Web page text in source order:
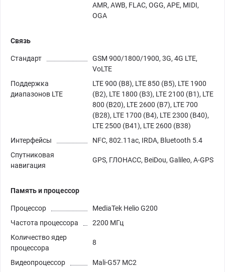
AMR, AWB, FLAC, OGG, APE, MIDI,
OGA
Связь
Стандарт
GSM 900/1800/1900, 3G, 4G LTE,
VoLTE
Поддержка
диапазонов LTE
LTE 900 (B8), LTE 850 (B5), LTE 1900
(B2), LTE 1800 (B3), LTE 2100 (B1), LTE
800 (B20), LTE 2600 (B7), LTE 700
(B28), LTE 1700 (B4), LTE 2300 (B40),
LTE 2500 (B41), LTE 2600 (B38)
Интерфейсы
NFC, 802.11ac, IRDA, Bluetooth 5.4
Спутниковая
навигация
GPS, ГЛОНАСС, BeiDou, Galileo, A-GPS
Память и процессор
Процессор
MediaTek Helio G200
Частота процессора
2200 МГц
Количество ядер
процессора
8
Видеопроцессор Mali-G57 MC2